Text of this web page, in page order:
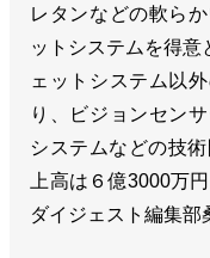
レタンなどの軟ら
ットシステムを得
ェットシステム以
り、ビジョンセン
システムなどの技
上高は６億3000万
ダイジェスト編集部